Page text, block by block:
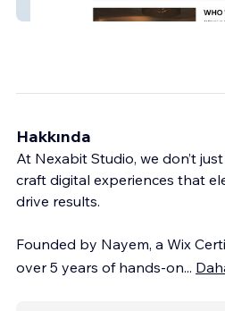
Premium Land Solutions
Hakkında
At Nexabit Studio, we don’t
craft digital experiences that
drive results.
Founded by Nayem, a Wix
over 5 years of hands-on...